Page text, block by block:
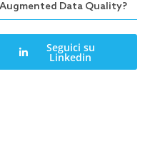
Data Quality?
Seguici su
Linkedin